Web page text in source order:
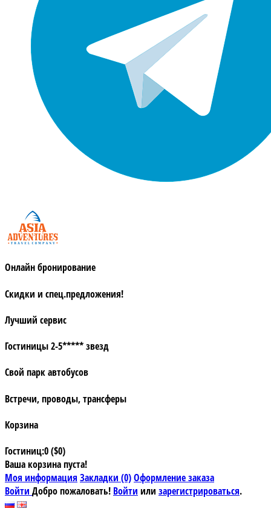
Онлайн бронирование
Скидки и спец.предложения!
Лучший сервис
Гостиницы 2-5***** звезд
Свой парк автобусов
Встречи, проводы, трансферы
Корзина
Гостиниц:0 ($0)
Ваша корзина пуста!
Моя информация Закладки (0)Оформление заказа
Войти Добро пожаловать! Войти или зарегистрироваться.